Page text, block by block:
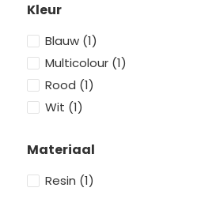
Kleur
Blauw (1)
Multicolour (1)
Rood (1)
Wit (1)
Materiaal
Resin (1)